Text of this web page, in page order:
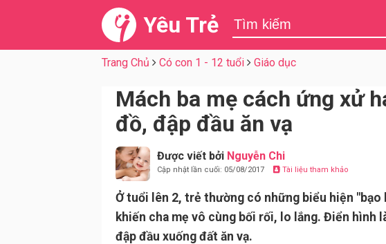
Yêu Trẻ
Trang Chủ Có con 1 - 12 tuổi Giáo dục
Mách ba mẹ cách ứng xử
đồ, đập đầu ăn vạ
Được viết bởi Nguyễn Chi
Cập nhật lần cuối: 05/08/2017 Tài liệu tham khảo
Ở tuổi lên 2, trẻ thường có những biểu hiện
khiến cha mẹ vô cùng bối rối, lo lắng. Điển hình
đập đầu xuống đất ăn vạ.